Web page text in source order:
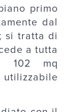
primo
dal
si tratta di
a tutta
102 mq
utilizzabile